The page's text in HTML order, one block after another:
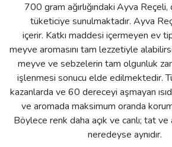
700 gram ağırlığındakiAyva Reçeli,
tüketiciye sunulmaktadır. Ayva
içerir. Katkı maddesi içermeyen ev
meyve aromasını tam lezzetiyle
meyve ve sebzelerin tam olgunluk
işlenmesi sonucu elde edilmektedir.
kazanlarda ve 60 dereceyi aşmayan
ve aromada maksimum oranda
Böylece renk daha açık ve canlı; tat
neredeyse aynıdır.